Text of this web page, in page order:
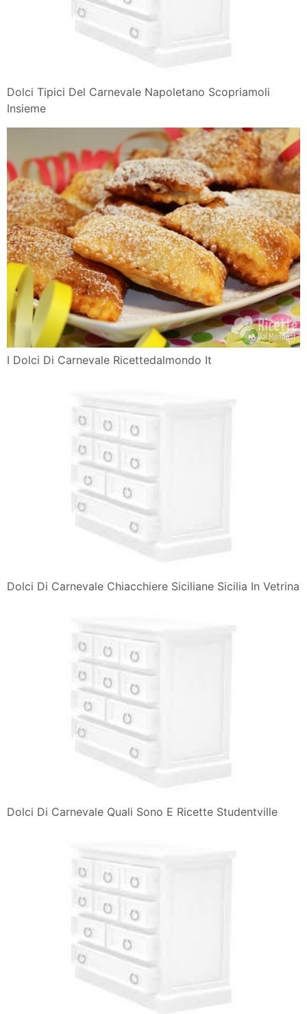
Dolci Tipici Del Carnevale Napoletano Scopriamoli
Insieme
I Dolci Di Carnevale Ricettedalmondo It
Dolci Di Carnevale Chiacchiere Siciliane Sicilia In Vetrina
Dolci Di Carnevale Quali Sono E Ricette Studentville